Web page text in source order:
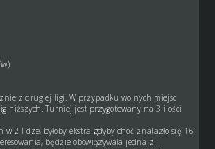
z drugiej ligi. W przypadku wolnych miejsc
niższych. Turniej jest przygotowany na 3 ilości
w 2 lidze, byłoby ekstra gdyby choć znalazło się 16
będzie obowiązywała jedna z